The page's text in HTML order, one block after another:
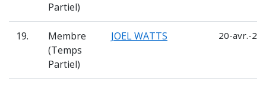
Partiel)
19.
Membre
(Temps
Partiel)
JOEL WATTS 20-avr.-